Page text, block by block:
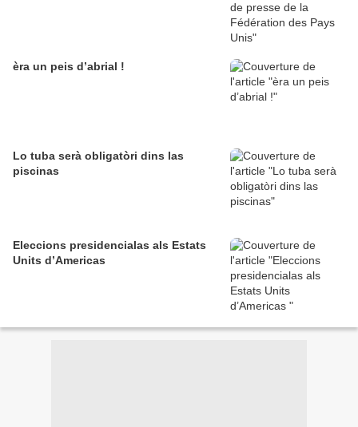
èra un peis d’abrial !
Lo tuba serà obligatòri dins las
piscinas
Eleccions presidencialas als Estats
Units d’Americas